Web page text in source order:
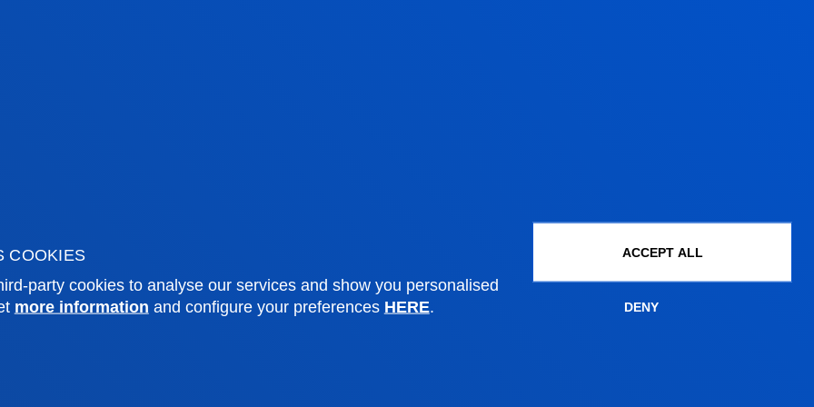
COOKIES
party cookies to analyse our services and show you personalised
more information and configure your preferences HERE.
ACCEPT ALL
DENY
Campus
Alumni
Blogs
Postgraduate Admissions
Scholarships and grants